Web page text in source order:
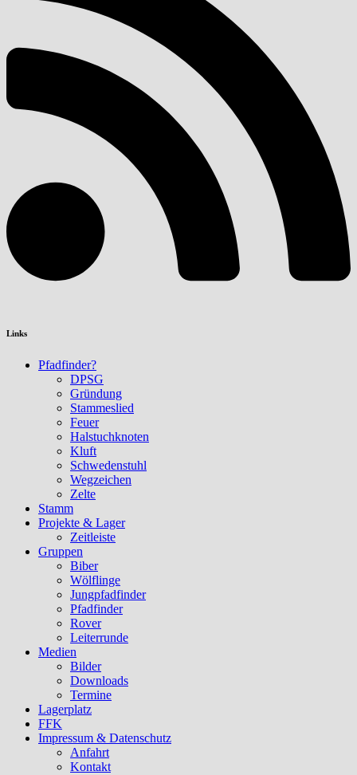
Links
Pfadfinder?
DPSG
Gründung
Stammeslied
Feuer
Halstuchknoten
Kluft
Schwedenstuhl
Wegzeichen
Zelte
Stamm
Projekte & Lager
Zeitleiste
Gruppen
Biber
Wölflinge
Jungpfadfinder
Pfadfinder
Rover
Leiterrunde
Medien
Bilder
Downloads
Termine
Lagerplatz
FFK
Impressum & Datenschutz
Anfahrt
Kontakt